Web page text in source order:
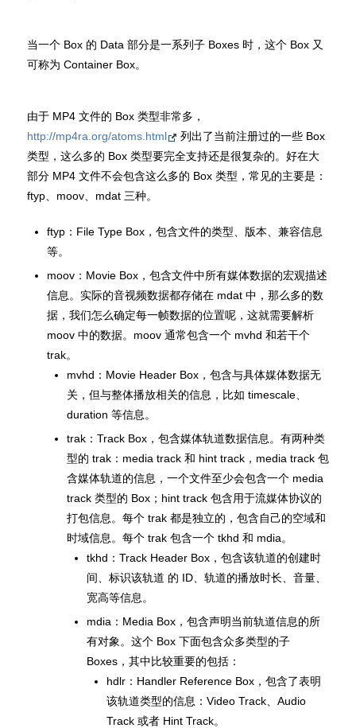
当一个 Box 的 Data 部分是一系列子 Boxes 时，这个 Box 又
可称为 Container Box。
由于 MP4 文件的 Box 类型非常多，
http://mp4ra.org/atoms.html
列出了当前注册过的一些 Box
类型，这么多的 Box 类型要完全支持还是很复杂的。好在大
部分 MP4 文件不会包含这么多的 Box 类型，常见的主要是：
ftyp、moov、mdat 三种。
ftyp：File Type Box，包含文件的类型、版本、兼容信息
等。
moov：Movie Box，包含文件中所有媒体数据的宏观描述
信息。实际的音视频数据都存储在 mdat 中，那么多的数
据，我们怎么确定每一帧数据的位置呢，这就需要解析
moov 中的数据。moov 通常包含一个 mvhd 和若干个
trak。
mvhd：Movie Header Box，包含与具体媒体数据无
关，但与整体播放相关的信息，比如 timescale、
duration 等信息。
trak：Track Box，包含媒体轨道数据信息。有两种类
型的 trak：media track 和 hint track，media track 包
含媒体轨道的信息，一个文件至少会包含一个 media
track 类型的 Box；hint track 包含用于流媒体协议的
打包信息。每个 trak 都是独立的，包含自己的空域和
时域信息。每个 trak 包含一个 tkhd 和 mdia。
tkhd：Track Header Box，包含该轨道的创建时
间、标识该轨道 的 ID、轨道的播放时长、音量、
宽高等信息。
mdia：Media Box，包含声明当前轨道信息的所
有对象。这个 Box 下面包含众多类型的子
Boxes，其中比较重要的包括：
hdlr：Handler Reference Box，包含了表明
该轨道类型的信息：Video Track、Audio
Track 或者 Hint Track。